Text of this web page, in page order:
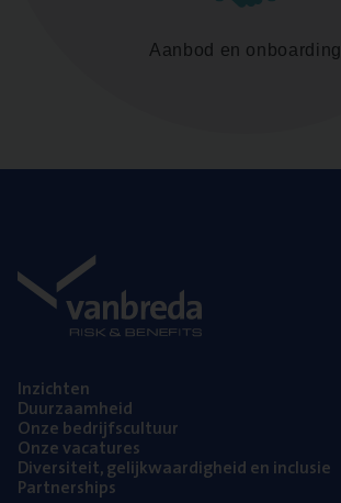
Aanbod en onboarding
Inzich­ten
Duur­zaam­heid
Onze bedrijfs­cul­tuur
Onze vaca­tu­res
Diver­si­teit, gelijk­waar­dig­heid en inclusie
Part­ner­ships